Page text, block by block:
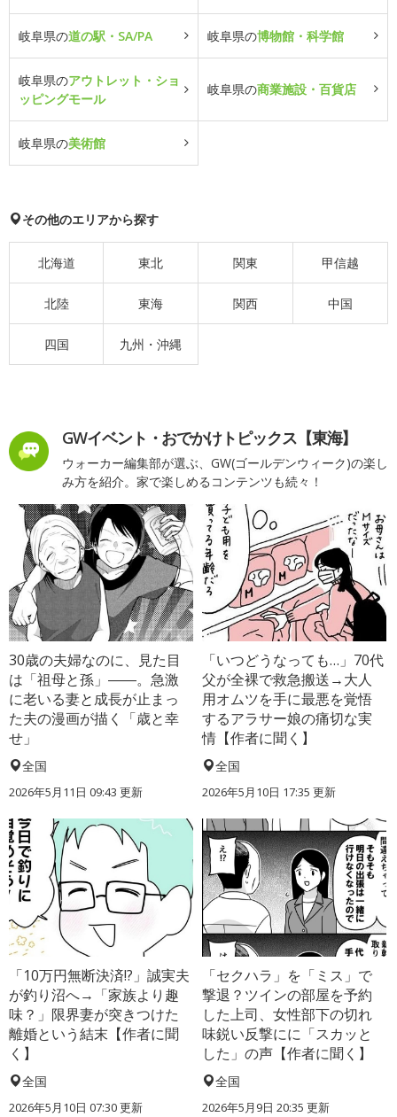
岐阜県の道の駅・SA/PA 岐阜県の博物館・科学館
岐阜県のアウトレット・ショ
ッピングモール
岐阜県の商業施設・百貨店
岐阜県の美術館
その他のエリアから探す
北海道 東北 関東 甲信越
北陸 東海 関西 中国
四国 九州・沖縄
GWイベント・おでかけトピックス【東海】
ウォーカー編集部が選ぶ、GW(ゴールデンウィーク)の楽し
み方を紹介。家で楽しめるコンテンツも続々！
30歳の夫婦なのに、見た目
は「祖母と孫」――。急激
に老いる妻と成長が止まっ
た夫の漫画が描く「歳と幸
せ」
全国
2026年5月11日 09:43 更新
「いつどうなっても…」70代
父が全裸で救急搬送→大人
用オムツを手に最悪を覚悟
するアラサー娘の痛切な実
情【作者に聞く】
全国
2026年5月10日 17:35 更新
「10万円無断決済!?」誠実夫
が釣り沼へ→「家族より趣
味？」限界妻が突きつけた
離婚という結末【作者に聞
く】
全国
2026年5月10日 07:30 更新
「セクハラ」を「ミス」で
撃退？ツインの部屋を予約
した上司、女性部下の切れ
味鋭い反撃にに「スカッと
した」の声【作者に聞く】
全国
2026年5月9日 20:35 更新